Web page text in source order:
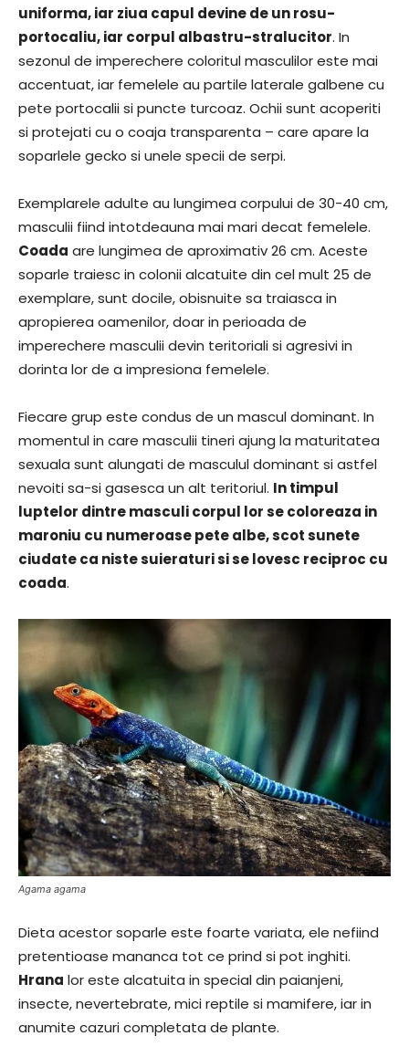
uniforma, iar ziua capul devine de un rosu-
portocaliu, iar corpul albastru-stralucitor. In
sezonul de imperechere coloritul masculilor este mai
accentuat, iar femelele au partile laterale galbene cu
pete portocalii si puncte turcoaz. Ochii sunt acoperiti
si protejati cu o coaja transparenta – care apare la
soparlele gecko si unele specii de serpi.
Exemplarele adulte au lungimea corpului de 30-40 cm,
masculii fiind intotdeauna mai mari decat femelele.
Coada are lungimea de aproximativ 26 cm. Aceste
soparle traiesc in colonii alcatuite din cel mult 25 de
exemplare, sunt docile, obisnuite sa traiasca in
apropierea oamenilor, doar in perioada de
imperechere masculii devin teritoriali si agresivi in
dorinta lor de a impresiona femelele.
Fiecare grup este condus de un mascul dominant. In
momentul in care masculii tineri ajung la maturitatea
sexuala sunt alungati de masculul dominant si astfel
nevoiti sa-si gasesca un alt teritoriul. In timpul
luptelor dintre masculi corpul lor se coloreaza in
maroniu cu numeroase pete albe, scot sunete
ciudate ca niste suieraturi si se lovesc reciproc cu
coada.
Agama agama
Dieta acestor soparle este foarte variata, ele nefiind
pretentioase mananca tot ce prind si pot inghiti.
Hrana lor este alcatuita in special din paianjeni,
insecte, nevertebrate, mici reptile si mamifere, iar in
anumite cazuri completata de plante.